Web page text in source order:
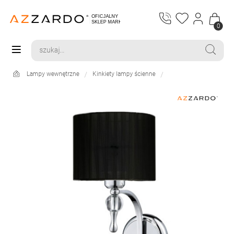
0
Lampy wewnętrzne Kinkiety lampy ścienne